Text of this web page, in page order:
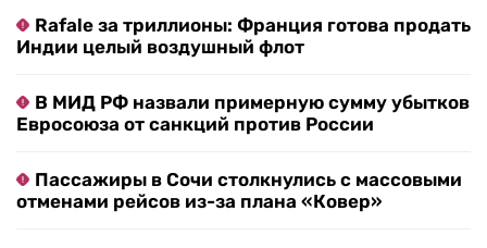
Rafale за триллионы: Франция готова продать
Индии целый воздушный флот
В МИД РФ назвали примерную сумму убытков
Евросоюза от санкций против России
Пассажиры в Сочи столкнулись с массовыми
отменами рейсов из-за плана «Ковер»